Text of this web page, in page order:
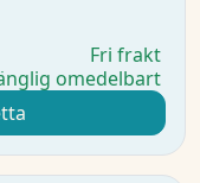
Fri frakt
omedelbart